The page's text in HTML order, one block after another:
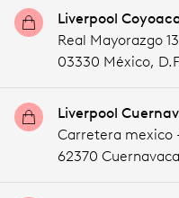
Liverpool
Real Mayorazgo
03330 México,
Liverpool
Carretera mexico
62370